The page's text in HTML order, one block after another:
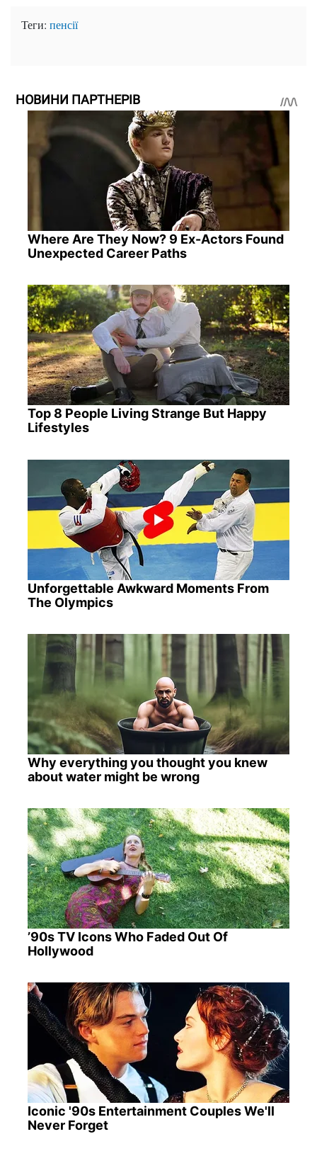
Теги: пенсії
НОВИНИ ПАРТНЕРІВ
Where Are They Now? 9 Ex-Actors Found
Unexpected Career Paths
Top 8 People Living Strange But Happy
Lifestyles
Unforgettable Awkward Moments From
The Olympics
Why everything you thought you knew
about water might be wrong
’90s TV Icons Who Faded Out Of
Hollywood
Iconic '90s Entertainment Couples We'll
Never Forget